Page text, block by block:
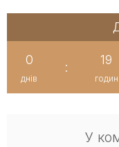
0
днів
:
19
годин
У